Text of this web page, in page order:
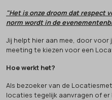
"Het is onze droom dat respect
norm wordt in de
Jij helpt hier aan mee, door
meeting te kiezen voor een
Hoe werkt het?
Als bezoeker van de
locaties tegelijk aanvragen of er